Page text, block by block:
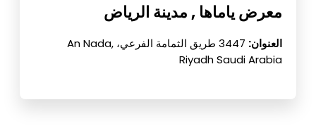
معرض ياماها , مدينة الرياض
العنوان:
3447 طريق الثمامة الفرعي، An Nada,
Riyadh Saudi Arabia